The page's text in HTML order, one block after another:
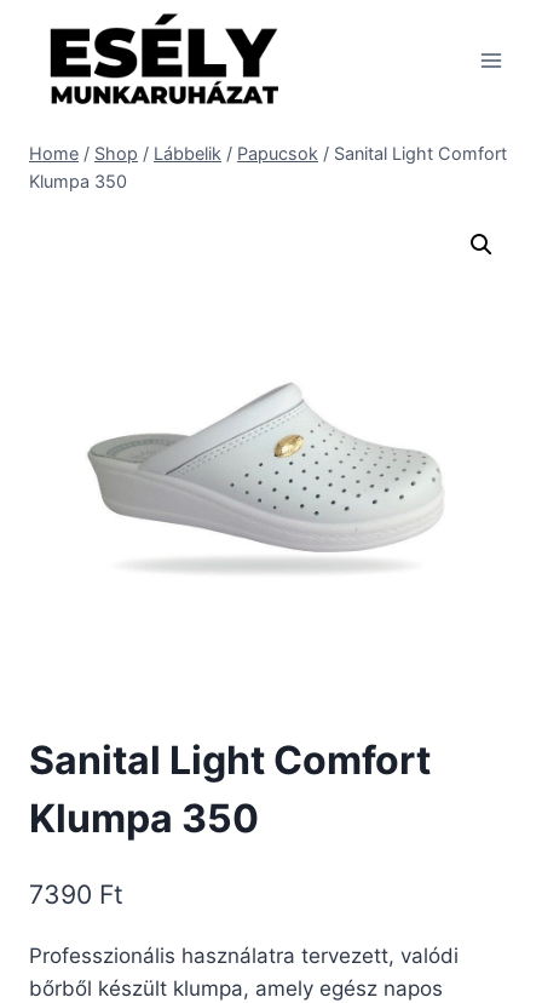
content
Home / Shop / Lábbelik / Papucsok / Sanital Light Comfort
Klumpa 350
Sanital Light Comfort
Klumpa 350
7390 Ft
Professzionális használatra tervezett, valódi
bőrből készült klumpa, amely egész napos